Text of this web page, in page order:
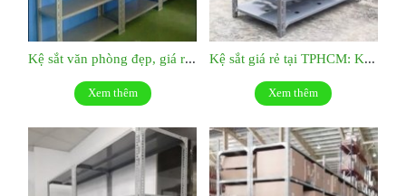
Xem thêm Xem thêm